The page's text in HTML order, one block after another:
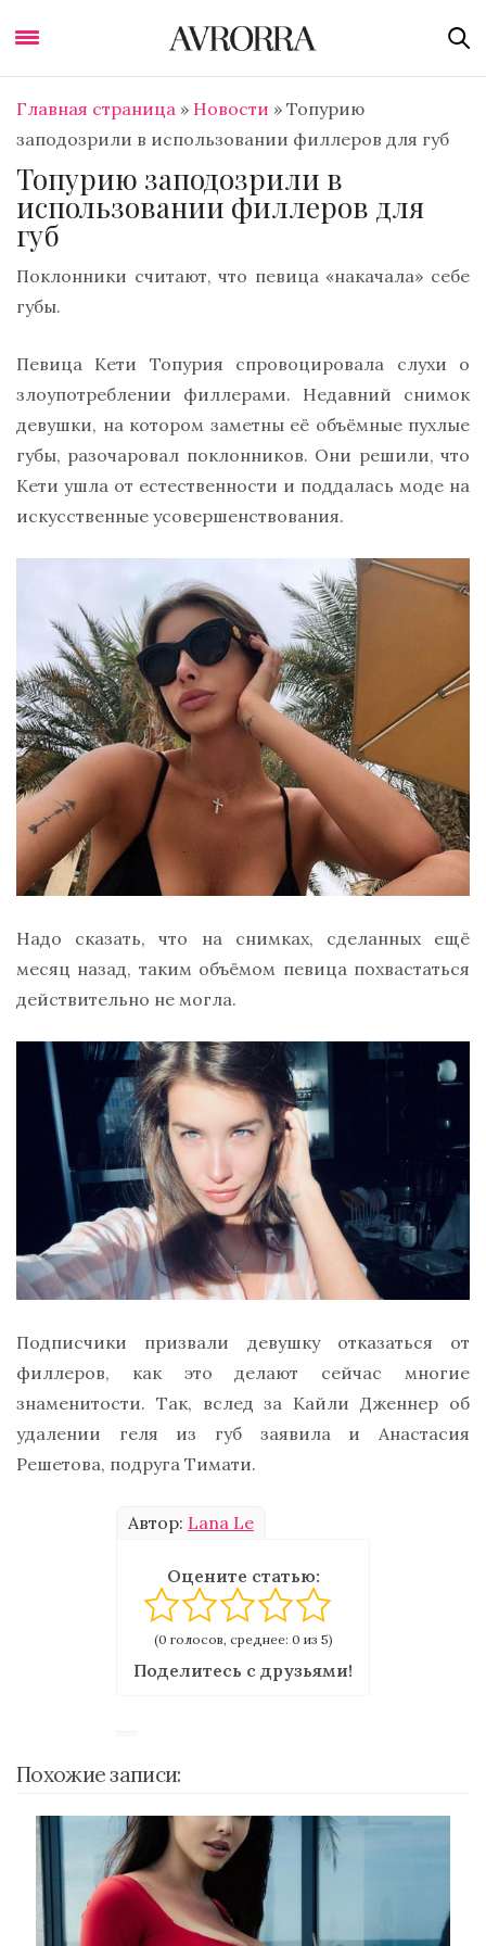
Главная страница » Новости » Топурию
заподозрили в использовании филлеров для губ
Топурию заподозрили в
использовании филлеров для
губ
Поклонники считают, что певица «накачала» себе
губы.
Певица Кети Топурия спровоцировала слухи о
злоупотреблении филлерами. Недавний снимок
девушки, на котором заметны её объёмные пухлые
губы, разочаровал поклонников. Они решили, что
Кети ушла от естественности и поддалась моде на
искусственные усовершенствования.
Надо сказать, что на снимках, сделанных ещё
месяц назад, таким объёмом певица похвастаться
действительно не могла.
Подписчики призвали девушку отказаться от
филлеров, как это делают сейчас многие
знаменитости. Так, вслед за Кайли Дженнер об
удалении геля из губ заявила и Анастасия
Решетова, подруга Тимати.
Автор: Lana Le
Оцените статью:
(0 голосов, среднее: 0 из 5)
Поделитесь с друзьями!
Похожие записи: